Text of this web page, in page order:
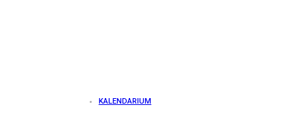
KALENDARIUM